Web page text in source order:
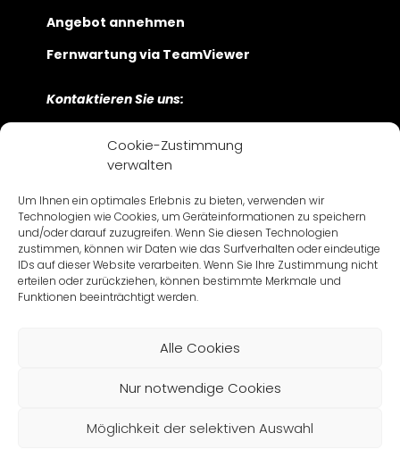
Cookie-Zustimmung
verwalten
Um Ihnen ein optimales Erlebnis zu bieten, verwenden wir
Technologien wie Cookies, um Geräteinformationen zu speichern
und/oder darauf zuzugreifen. Wenn Sie diesen Technologien
zustimmen, können wir Daten wie das Surfverhalten oder eindeutige
IDs auf dieser Website verarbeiten. Wenn Sie Ihre Zustimmung nicht
erteilen oder zurückziehen, können bestimmte Merkmale und
Funktionen beeinträchtigt werden.
Alle Cookies
Nur notwendige Cookies
Möglichkeit der selektiven Auswahl
Angebot annehmen
Fernwartung via TeamViewer
Kontaktieren Sie uns:
Bayerwaldstraße 9
D-81737 München
Námestie 1. mája 17
SK-811 06 Bratislava
+421 2 57 282 -500
© 2026 CARTV
Impressum Datenschutz AGB / AIB